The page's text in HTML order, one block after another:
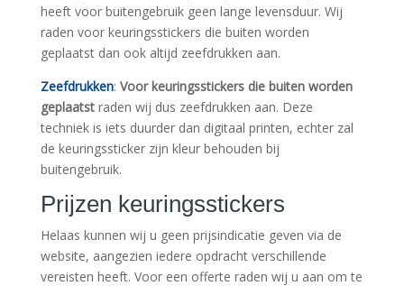
heeft voor buitengebruik geen lange levensduur. Wij
raden voor keuringsstickers die buiten worden
geplaatst dan ook altijd zeefdrukken aan.
Zeefdrukken: Voor keuringsstickers die buiten worden
geplaatstraden wij dus zeefdrukken aan. Deze
techniek is iets duurder dan digitaal printen, echter zal
de keuringssticker zijn kleur behouden bij
buitengebruik.
Prijzen keuringsstickers
Helaas kunnen wij u geen prijsindicatie geven via de
website, aangezien iedere opdracht verschillende
vereisten heeft. Voor een offerte raden wij u aan om te